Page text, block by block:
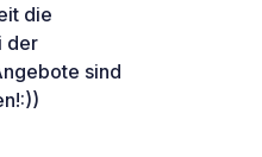
die
der
sind